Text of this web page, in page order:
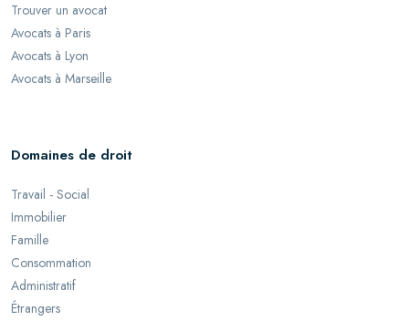
Trouver un avocat
Avocats à Paris
Avocats à Lyon
Avocats à Marseille
Domaines de droit
Travail - Social
Immobilier
Famille
Consommation
Administratif
Étrangers